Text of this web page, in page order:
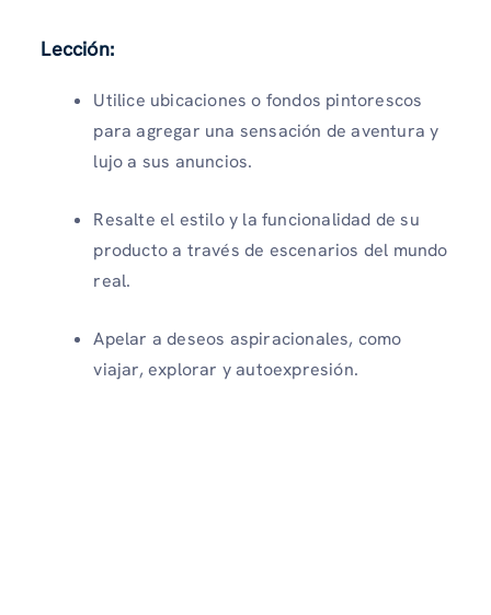
Lección:
Utilice ubicaciones o fondos pintorescos
para agregar una sensación de aventura y
lujo a sus anuncios.
Resalte el estilo y la funcionalidad de su
producto a través de escenarios del mundo
real.
Apelar a deseos aspiracionales, como
viajar, explorar y autoexpresión.